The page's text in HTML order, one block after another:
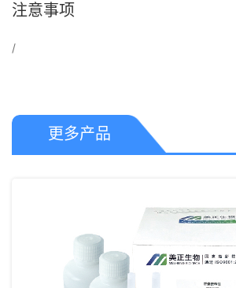
注意事项
/
更多产品